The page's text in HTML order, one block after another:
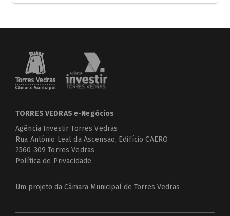
TORRES VEDRAS e-Negócios
Agência Investir Torres Vedras
Rua António Leal da Ascensão, Edifício CAERO
2560-309 Torres Vedras
Política de Privacidade
Um projeto da Câmara Municipal de Torres Vedras